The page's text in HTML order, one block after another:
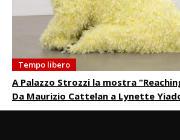
Tempo libero
A Palazzo Strozzi la mostra
Da Maurizio Cattelan a Lynette